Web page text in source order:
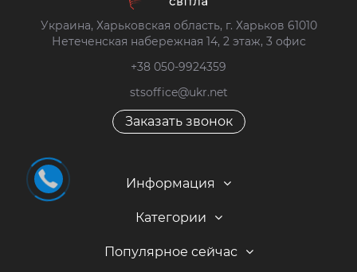
Украина, Харьковская область, г. Харьков 61010
Нетеченская набережная 14, 2 этаж, 3 офис
+38 050-9924359
stsoffice@ukr.net
Заказать звонок
Информация
Категории
Популярное сейчас